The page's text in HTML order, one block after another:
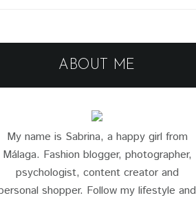
ABOUT ME
My name is Sabrina, a happy girl from
Málaga. Fashion blogger, photographer,
psychologist, content creator and
shopper. Follow my lifestyle and